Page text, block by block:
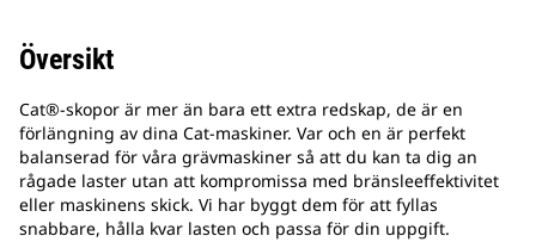
Översikt
Cat®-skopor är mer än bara ett extra redskap, de är en
förlängning av dina Cat-maskiner. Var och en är perfekt
balanserad för våra grävmaskiner så att du kan ta dig an
rågade laster utan att kompromissa med bränsleeffektivitet
eller maskinens skick. Vi har byggt dem för att fyllas
snabbare, hålla kvar lasten och passa för din uppgift.